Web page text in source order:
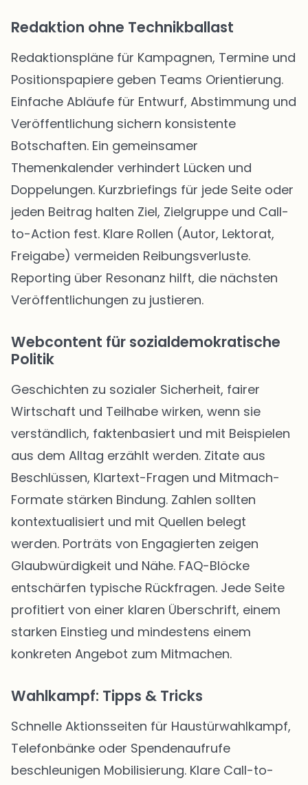
Redaktion ohne Technikballast
Redaktionspläne für Kampagnen, Termine und
Positionspapiere geben Teams Orientierung.
Einfache Abläufe für Entwurf, Abstimmung und
Veröffentlichung sichern konsistente
Botschaften. Ein gemeinsamer
Themenkalender verhindert Lücken und
Doppelungen. Kurzbriefings für jede Seite oder
jeden Beitrag halten Ziel, Zielgruppe und Call-
to-Action fest. Klare Rollen (Autor, Lektorat,
Freigabe) vermeiden Reibungsverluste.
Reporting über Resonanz hilft, die nächsten
Veröffentlichungen zu justieren.
Webcontent für sozialdemokratische
Politik
Geschichten zu sozialer Sicherheit, fairer
Wirtschaft und Teilhabe wirken, wenn sie
verständlich, faktenbasiert und mit Beispielen
aus dem Alltag erzählt werden. Zitate aus
Beschlüssen, Klartext-Fragen und Mitmach-
Formate stärken Bindung. Zahlen sollten
kontextualisiert und mit Quellen belegt
werden. Porträts von Engagierten zeigen
Glaubwürdigkeit und Nähe. FAQ-Blöcke
entschärfen typische Rückfragen. Jede Seite
profitiert von einer klaren Überschrift, einem
starken Einstieg und mindestens einem
konkreten Angebot zum Mitmachen.
Wahlkampf: Tipps & Tricks
Schnelle Aktionsseiten für Haustürwahlkampf,
Telefonbänke oder Spendenaufrufe
beschleunigen Mobilisierung. Klare Call-to-